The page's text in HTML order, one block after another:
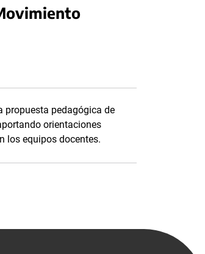
propuesta pedagógica de
orientaciones
los equipos docentes.